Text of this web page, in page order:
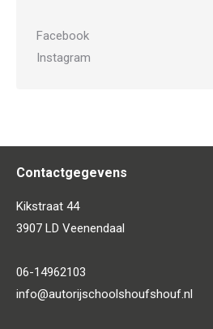
Facebook
Instagram
Contactgegevens
Kikstraat 44
3907 LD Veenendaal
06-14962103
info@autorijschoolshoufshouf.nl